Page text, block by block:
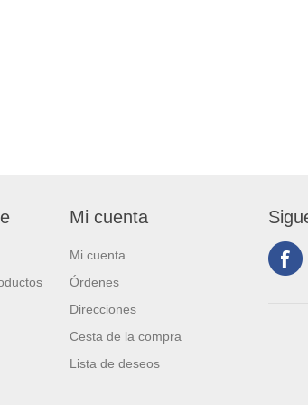
Mi cuenta
Mi cuenta
Órdenes
Direcciones
Cesta de la compra
Lista de deseos